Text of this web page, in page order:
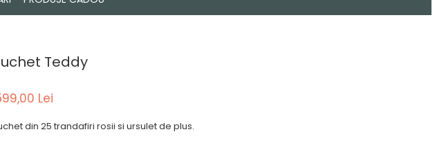
Teddy
Lei
din 25 trandafiri rosii si ursulet de plus.